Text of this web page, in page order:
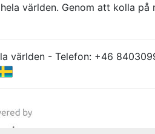
världen. Genom att kolla på
världen - Telefon: +46